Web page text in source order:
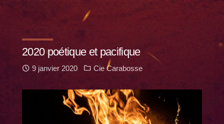
2020 poétique et pacifique
9 janvier 2020 Cie Carabosse